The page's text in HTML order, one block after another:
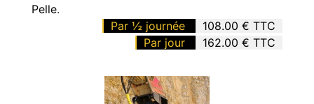
Pelle.
Par ½ journée
108.00 € TTC
Par jour
162.00 € TTC